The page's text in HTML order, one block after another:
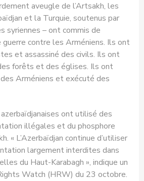
aveugle de l’Artsakh, les
et la Turquie, soutenus par
syriennes – ont commis de
guerre contre les Arméniens. Ils ont
et assassiné des civils. Ils ont
forêts et des églises. Ils ont
Arméniens et exécuté des
ont utilisé des
illégales et du phosphore
« L’Azerbaïdjan continue d’utiliser
largement interdites dans
du Haut-Karabagh », indique un
Watch (HRW) du 23 octobre.